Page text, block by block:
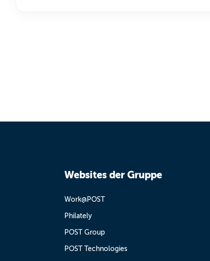
Websites der Gruppe
Work@POST
Philately
POST Group
POST Technologies